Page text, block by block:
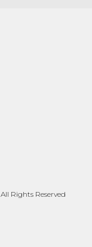
Rights Reserved